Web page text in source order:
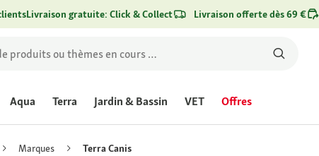
Livraison gratuite: Click & Collect Livraison offerte dès 69 €
Aqua Terra Jardin & Bassin VET Offres
Marques Terra Canis